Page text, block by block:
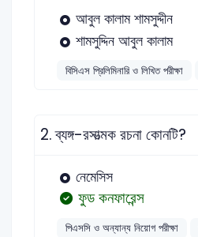
আবুল কালাম শামসুদ্দীন
শামসুদ্দিন আবুল কালাম
বিসিএস প্রিলিমিনারি ও লিখিত পরীক্ষা
2.ব্যঙ্গ-রসাত্মক রচনা কোনটি?
নেমেসিস
ফুড কনফারেন্স
পিএসসি ও অন্যান্য নিয়োগ পরীক্ষা